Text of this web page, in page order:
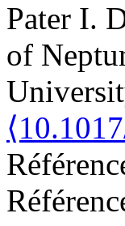
Pater I.
of